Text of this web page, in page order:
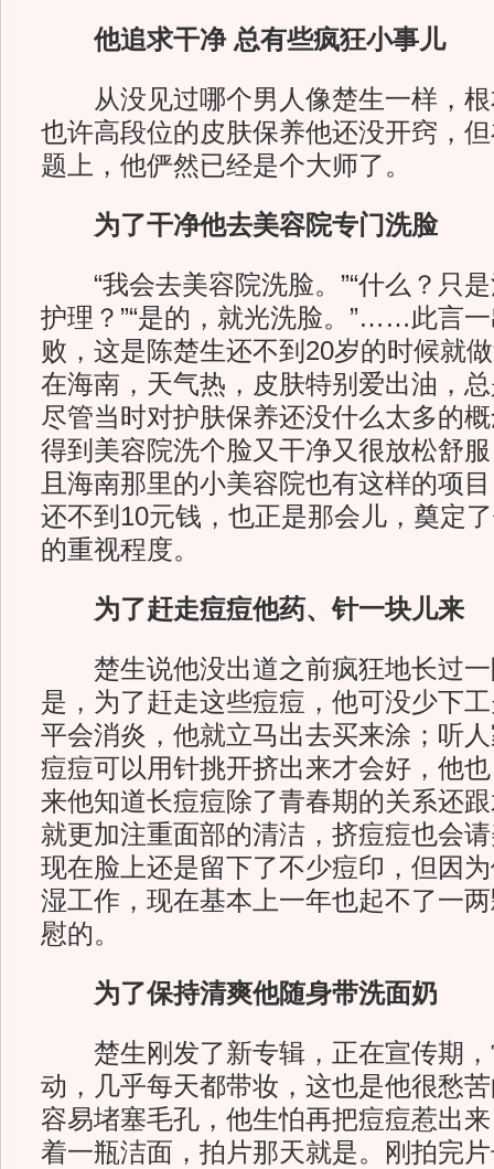
他追求干净 总有些疯狂小事儿
从没见过哪个男人像楚生一样，根
也许高段位的皮肤保养他还没开窍，
题上，他俨然已经是个大师了。
为了干净他去美容院专门洗脸
“我会去美容院洗脸。”“什么？只是
护理？”“是的，就光洗脸。”……此言
败，这是陈楚生还不到20岁的时候就
在海南，天气热，皮肤特别爱出油，
尽管当时对护肤保养还没什么太多的
得到美容院洗个脸又干净又很放松舒
且海南那里的小美容院也有这样的项
还不到10元钱，也正是那会儿，奠定
的重视程度。
为了赶走痘痘他药、针一块儿来
楚生说他没出道之前疯狂地长过一
是，为了赶走这些痘痘，他可没少下
平会消炎，他就立马出去买来涂；听
痘痘可以用针挑开挤出来才会好，他也
来他知道长痘痘除了青春期的关系还
就更加注重面部的清洁，挤痘痘也会
现在脸上还是留下了不少痘印，但因
湿工作，现在基本上一年也起不了一
慰的。
为了保持清爽他随身带洗面奶
楚生刚发了新专辑，正在宣传期，
动，几乎每天都带妆，这也是他很愁
容易堵塞毛孔，他生怕再把痘痘惹出
着一瓶洁面，拍片那天就是。刚拍完